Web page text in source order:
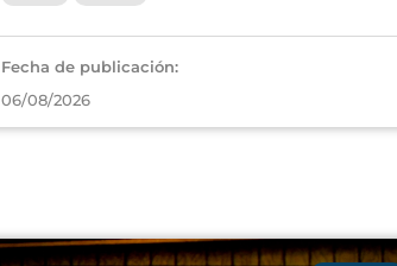
Fecha de publicación:
06/08/2026